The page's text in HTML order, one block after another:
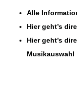
Alle
Hier geht’s
Hier geht’s
Musikauswahl